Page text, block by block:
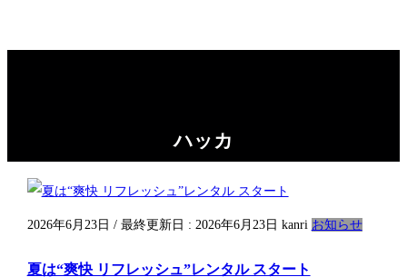
ハッカ
2026年6月23日 / 最終更新日 : 2026年6月23日 kanri お知らせ
夏は“爽快 リフレッシュ”レンタル スタート